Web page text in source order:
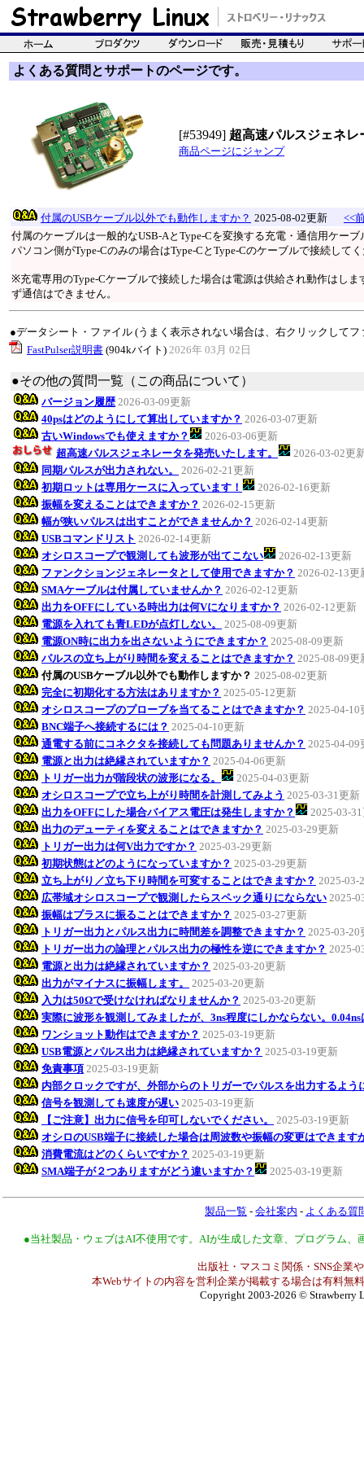
よくある質問とサポートのページです。
[#53949] 超高速パルスジェネレ
商品ページにジャンプ
付属のUSBケーブル以外でも動作しますか？ 2025-08-02更新
<<
付属のケーブルは一般的なUSB-AとType-Cを変換する充電・通信用ケー
パソコン側がType-Cのみの場合はType-CとType-Cのケーブルで接続して
※充電専用のType-Cケーブルで接続した場合は電源は供給され動作はし
ず通信はできません。
●データシート・ファイル (うまく表示されない場合は、右クリックして
FastPulser説明書 (904kバイト) 2026年 03月 02日
●その他の質問一覧（この商品について）
バージョン履歴 2026-03-09更新
40psはどのようにして算出していますか？ 2026-03-07更新
古いWindowsでも使えますか？
2026-03-06更新
超高速パルスジェネレータを発売いたします。
2026-03-02更
同期パルスが出力されない。
2026-02-21更新
初期ロットは専用ケースに入っています！
2026-02-16更新
振幅を変えることはできますか？ 2026-02-15更新
幅が狭いパルスは出すことができませんか？ 2026-02-14更新
USBコマンドリスト 2026-02-14更新
オシロスコープで観測しても波形が出てこない
2026-02-13更新
ファンクションジェネレータとして使用できますか？ 2026-02-13更
SMAケーブルは付属していませんか？ 2026-02-12更新
出力をOFFにしている時出力は何Vになりますか？ 2026-02-12更新
電源を入れても青LEDが点灯しない。
2025-08-09更新
電源ON時に出力を出さないようにできますか？ 2025-08-09更新
パルスの立ち上がり時間を変えることはできますか？ 2025-08-09更
付属のUSBケーブル以外でも動作しますか？ 2025-08-02更新
完全に初期化する方法はありますか？ 2025-05-12更新
オシロスコープのプローブを当てることはできますか？ 2025-04-10
BNC端子へ接続するには？ 2025-04-10更新
通電する前にコネクタを接続しても問題ありませんか？ 2025-04-09
電源と出力は絶縁されていますか？ 2025-04-06更新
トリガー出力が階段状の波形になる。
2025-04-03更新
オシロスコープで立ち上がり時間を計測してみよう 2025-03-31更新
出力をOFFにした場合バイアス電圧は発生しますか？
2025-03-
出力のデューティを変えることはできますか？ 2025-03-29更新
トリガー出力は何V出力ですか？ 2025-03-29更新
初期状態はどのようになっていますか？ 2025-03-29更新
立ち上がり／立ち下り時間を可変することはできますか？ 2025-03-
広帯域オシロスコープで観測したらスペック通りにならない 2025-
振幅はプラスに振ることはできますか？ 2025-03-27更新
トリガー出力とパルス出力に時間差を調整できますか？ 2025-03-20
トリガー出力の論理とパルス出力の極性を逆にできますか？ 2025-
電源と出力は絶縁されていますか？ 2025-03-20更新
出力がマイナスに振幅します。
2025-03-20更新
入力は50Ωで受けなければなりませんか？ 2025-03-20更新
実際に波形を観測してみましたが、3ns程度にしかならない。
ワンショット動作はできますか？ 2025-03-19更新
USB電源とパルス出力は絶縁されていますか？ 2025-03-19更新
免責事項 2025-03-19更新
内部クロックですが、外部からのトリガーでパルスを出力するよう
信号を観測しても速度が遅い 2025-03-19更新
【ご注意】出力に信号を印可しないでください。
2025-03-19更新
オシロのUSB端子に接続した場合は周波数や振幅の変更はできます
消費電流はどのくらいですか？ 2025-03-19更新
SMA端子が２つありますがどう違いますか？
2025-03-19更新
製品一覧 - 会社案内 - よくある質
●当社製品・ウェブはAI不使用です。AIが生成した文章、プログラム
出版社・マスコミ関係・SNS企業
本Webサイトの内容を営利企業が掲載する場合は有料無
Copyright 2003-2026 © Strawberry